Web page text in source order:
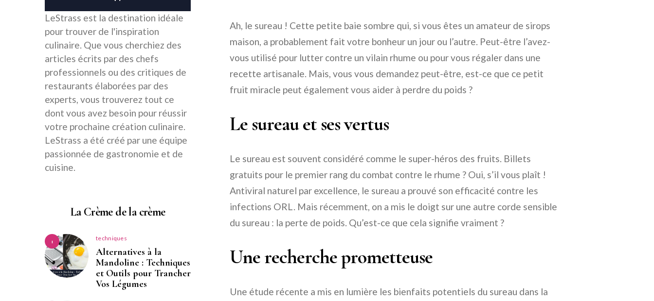
Ah, le sureau ! Cette petite baie sombre qui, si vous êtes un amateur de sirops
maison, a probablement fait votre bonheur un jour ou l’autre. Peut-être l’avez-
vous utilisé pour lutter contre un vilain rhume ou pour vous régaler dans une
recette artisanale. Mais, vous vous demandez peut-être, est-ce que ce petit
fruit miracle peut également vous aider à perdre du poids ?
Le sureau et ses vertus
Le sureau est souvent considéré comme le super-héros des fruits. Billets
gratuits pour le premier rang du combat contre le rhume ? Oui, s’il vous plaît !
Antiviral naturel par excellence, le sureau a prouvé son efficacité contre les
infections ORL. Mais récemment, on a mis le doigt sur une autre corde sensible
du sureau : la perte de poids. Qu’est-ce que cela signifie vraiment ?
Une recherche prometteuse
Une étude récente a mis en lumière les bienfaits potentiels du sureau dans la
LeStrass est la destination idéale
pour trouver de l'inspiration
culinaire. Que vous cherchiez des
articles écrits par des chefs
professionnels ou des critiques de
restaurants élaborées par des
experts, vous trouverez tout ce
dont vous avez besoin pour réussir
votre prochaine création culinaire.
LeStrass a été créé par une équipe
passionnée de gastronomie et de
cuisine.
La Crème de la crème
1 techniques
Alternatives à la
Mandoline : Techniques
et Outils pour Trancher
Vos Légumes